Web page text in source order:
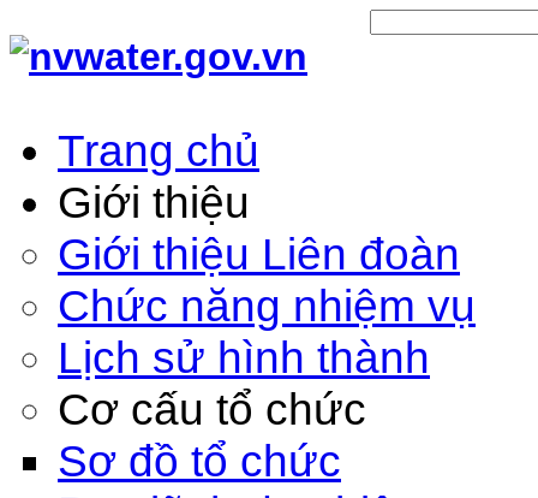
Trang chủ
Giới thiệu
Giới thiệu Liên đoàn
Chức năng nhiệm vụ
Lịch sử hình thành
Cơ cấu tổ chức
Sơ đồ tổ chức